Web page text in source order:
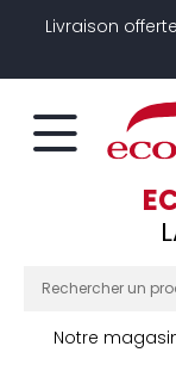
Livraison
Notre
Panneau de